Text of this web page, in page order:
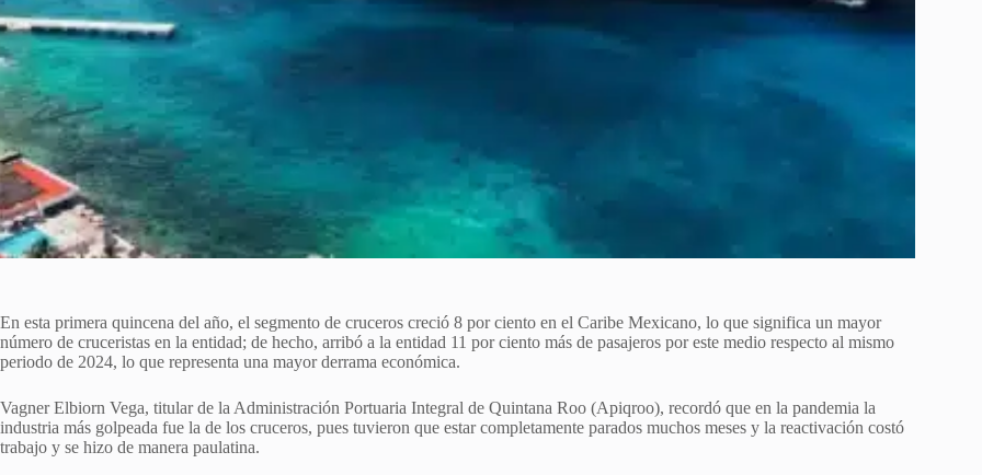
En esta primera quincena del año, el segmento de cruceros creció 8 por ciento en el Caribe Mexicano, lo que significa un mayor
número de cruceristas en la entidad; de hecho, arribó a la entidad 11 por ciento más de pasajeros por este medio respecto al mismo
periodo de 2024, lo que representa una mayor derrama económica.
Vagner Elbiorn Vega, titular de la Administración Portuaria Integral de Quintana Roo (Apiqroo), recordó que en la pandemia la
industria más golpeada fue la de los cruceros, pues tuvieron que estar completamente parados muchos meses y la reactivación costó
trabajo y se hizo de manera paulatina.